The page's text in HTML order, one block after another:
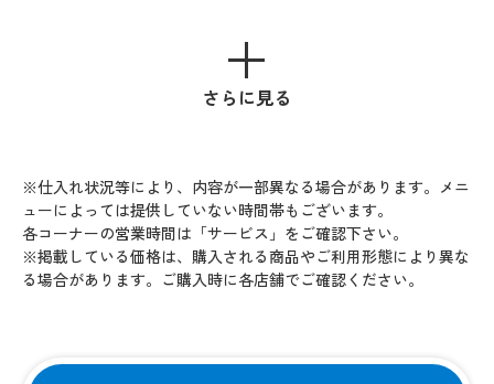
さらに見る
※仕入れ状況等により、内容が一部異なる場合があります。メニ
ューによっては提供していない時間帯もございます。
各コーナーの営業時間は「サービス」をご確認下さい。
※掲載している価格は、購入される商品やご利用形態により異な
る場合があります。ご購入時に各店舗でご確認ください。